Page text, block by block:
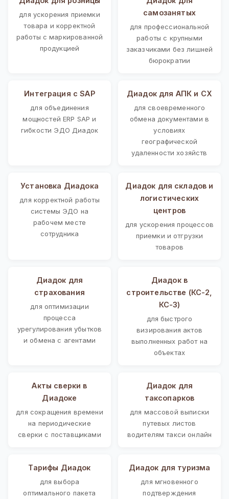
для ускорения приемки
товара и корректной
работы с маркированной
продукцией
самозанятых
для профессиональной
работы с крупными
заказчиками без лишней
бюрократии
Интеграция с SAP
для объединения
мощностей ERP SAP и
гибкости ЭДО Диадок
Диадок для АПК и СХ
для своевременного
обмена документами в
условиях
географической
удаленности хозяйств
Установка Диадока
для корректной работы
системы ЭДО на
рабочем месте
сотрудника
Диадок для складов и
логистических
центров
для ускорения процессов
приемки и отгрузки
товаров
Диадок для
страхования
для оптимизации
процесса
урегулирования убытков
и обмена с агентами
Диадок в
строительстве (КС-2,
КС-3)
для быстрого
визирования актов
выполненных работ на
объектах
Акты сверки в
Диадоке
для сокращения времени
на периодические
сверки с поставщиками
Диадок для
таксопарков
для массовой выписки
путевых листов
водителям такси онлайн
Тарифы Диадок
для выбора
оптимального пакета
Диадок для туризма
для мгновенного
подтверждения